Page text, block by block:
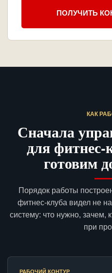
ПОЛУЧИТЬ
КАК
Сначала
для фитнес-
готовим
Порядок работы
фитнес-клуба видел не
систему: что нужно, зачем,
при
РАБОЧИЙ КОНТУР